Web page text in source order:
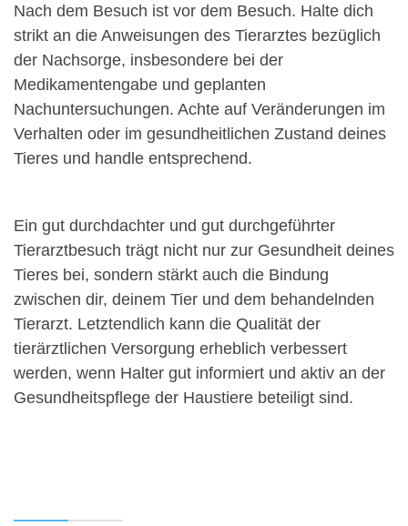
Nach dem Besuch ist vor dem Besuch. Halte dich
strikt an die Anweisungen des Tierarztes bezüglich
der Nachsorge, insbesondere bei der
Medikamentengabe und geplanten
Nachuntersuchungen. Achte auf Veränderungen im
Verhalten oder im gesundheitlichen Zustand deines
Tieres und handle entsprechend.
Ein gut durchdachter und gut durchgeführter
Tierarztbesuch trägt nicht nur zur Gesundheit deines
Tieres bei, sondern stärkt auch die Bindung
zwischen dir, deinem Tier und dem behandelnden
Tierarzt. Letztendlich kann die Qualität der
tierärztlichen Versorgung erheblich verbessert
werden, wenn Halter gut informiert und aktiv an der
Gesundheitspflege der Haustiere beteiligt sind.